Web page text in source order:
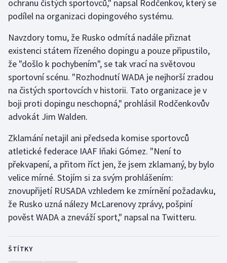
ochranu čistých sportovců," napsal Rodčenkov, který se
podílel na organizaci dopingového systému.
Navzdory tomu, že Rusko odmítá nadále přiznat
existenci státem řízeného dopingu a pouze připustilo,
že "došlo k pochybením", se tak vrací na světovou
sportovní scénu. "Rozhodnutí WADA je nejhorší zradou
na čistých sportovcích v historii. Tato organizace je v
boji proti dopingu neschopná," prohlásil Rodčenkovův
advokát Jim Walden.
Zklamání netajil ani předseda komise sportovců
atletické federace IAAF Iňaki Gómez. "Není to
překvapení, a přitom říct jen, že jsem zklamaný, by bylo
velice mírné. Stojím si za svým prohlášením:
znovupřijetí RUSADA vzhledem ke zmírnění požadavku,
že Rusko uzná nálezy McLarenovy zprávy, pošpiní
pověst WADA a zneváží sport," napsal na Twitteru.
ŠTÍTKY